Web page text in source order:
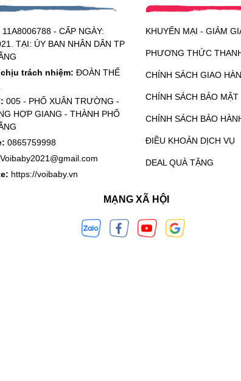
11A8006788 - CẤP NGÀY:
TẠI: ỦY BAN NHÂN DÂN TP
trách nhiệm: ĐOÀN THẾ
005 - PHỐ XUÂN TRƯỜNG -
HỢP GIANG - THÀNH PHỐ
0865759998
Voibaby2021@gmail.com
https://voibaby.vn
KHUYẾN MẠI - GIẢM
PHƯƠNG THỨC
CHÍNH SÁCH GIAO
CHÍNH SÁCH BẢO MẬT
CHÍNH SÁCH BẢO
ĐIỀU KHOẢN DỊCH VỤ
DEAL QUÀ TẶNG
MẠNG XÃ HỘI